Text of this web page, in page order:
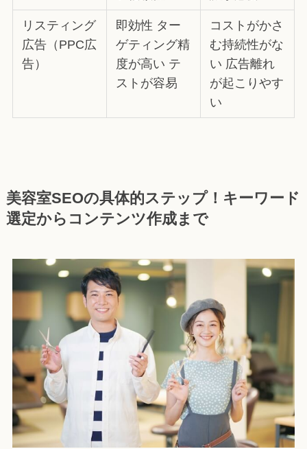
リスティング
広告（PPC広
告）
即効性 ター
ゲティング精
度が高い テ
ストが容易
コストがかさ
む持続性がな
い 広告離れ
が起こりやす
い
美容室SEOの具体的ステップ！キーワード
選定からコンテンツ作成まで